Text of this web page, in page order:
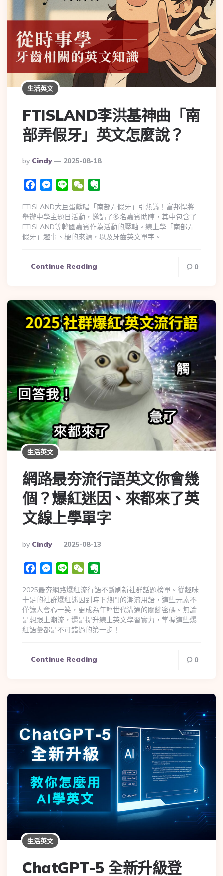
生活英文
FTISLAND李洪基神曲「南
部弄假牙」英文怎麼說？
By Cindy 2025-08-18
FacebookMessenger
Line WeChat
FTISLAND大巨蛋獻唱「南部弄假牙」引熱議！富邦悍將
舉辦中學主題日活動，邀請了多名嘉賓助陣，其中包含了
FTISLAND等韓國嘉賓作為活動的壓軸。線上學「南部弄
假牙」趣事、梗的來源，以及牙齒英文單字。
Continue Reading 0
生活英文
網路最夯流行語英文你會幾
個？爆紅迷因、來都來了英
文線上學單字
By Cindy 2025-08-13
FacebookMessenger
Line WeChat
2025最夯網路爆紅流行語不斷刷新社群話題榜單。從趣味
十足的社群爆紅迷因到時下熱門的潮流用語，這些元素不
僅讓人會心一笑，更成為年輕世代溝通的關鍵密碼。無論
是想跟上潮流，還是提升線上英文學習實力，掌握這些爆
紅語彙都是不可錯過的第一步！
Continue Reading 0
生活英文
ChatGPT-5 全新升級登